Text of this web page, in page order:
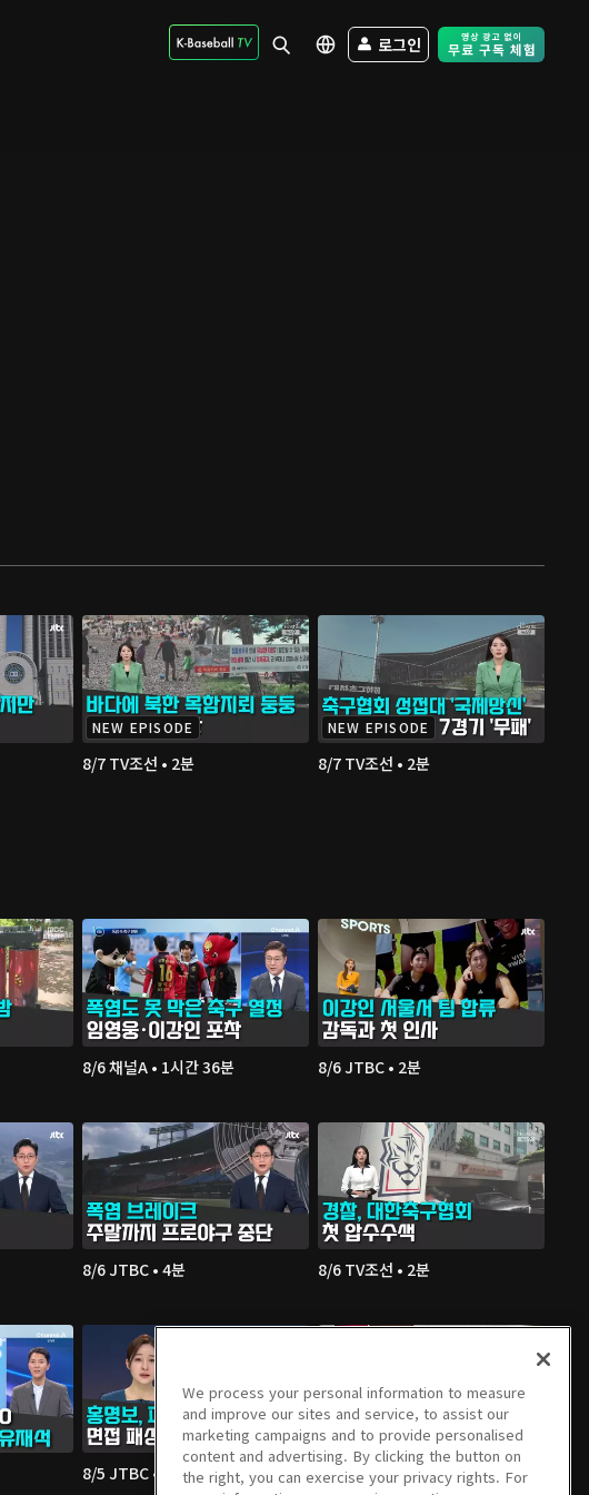
로그인 Free Trial -
NEW EPISODE
8/7 TV조선 • 2분
NEW EPISODE
8/7 TV조선 • 2분
8/6 채널A • 1시간 36분 8/6 JTBC • 2분
8/6 JTBC • 4분 8/6 TV조선 • 2분
8/5 JTBC • 2분 8/5 연합TV • 3분
We process your personal information to measure
and improve our sites and service, to assist our
marketing campaigns and to provide personalised
content and advertising. By clicking the button on
the right, you can exercise your privacy rights. For